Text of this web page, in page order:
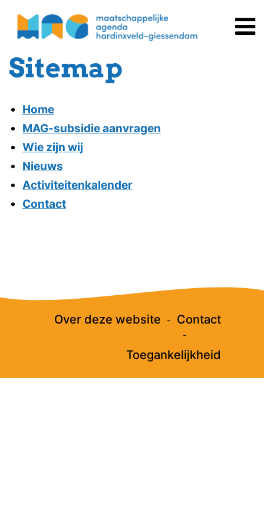
naar
Sitemap
Home
MAG-subsidie aanvragen
Wie zijn wij
Nieuws
Activiteitenkalender
Contact
Over deze website Contact
Toegankelijkheid